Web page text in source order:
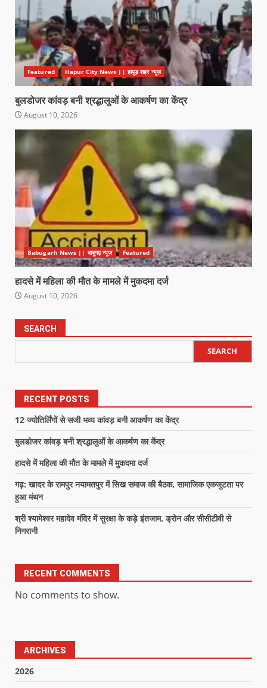
Featured Hapur City News || हापुड़ शहर न्यूज़
बुलडोजर कांवड़ बनी श्रद्धालुओं के आकर्षण का केंद्र
August 10, 2026
Babugarh News || बाबूगढ़ न्यूज़ Featured
हादसे में महिला की मौत के मामले में मुकदमा दर्ज
August 10, 2026
SEARCH
SEARCH
RECENT POSTS
12 ज्योतिर्लिंगों से सजी भव्य कांवड़ बनी आकर्षण का केंद्र
बुलडोजर कांवड़ बनी श्रद्धालुओं के आकर्षण का केंद्र
हादसे में महिला की मौत के मामले में मुकदमा दर्ज
गढ़: खादर के रामपुर नयामतपुर में सिख समाज की बैठक, सामाजिक एकजुटता पर
हुआ मंथन
श्री श्यामेश्वर महादेव मंदिर में सुरक्षा के कड़े इंतजाम, ड्रोन और सीसीटीवी से
निगरानी
RECENT COMMENTS
No comments to show.
ARCHIVES
2026